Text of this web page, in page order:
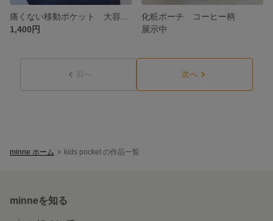
1,400円
化粧ポーチ コーヒー柄
展示中
前へ 次へ
minne ホーム kids pocket の作品一覧
minneを知る